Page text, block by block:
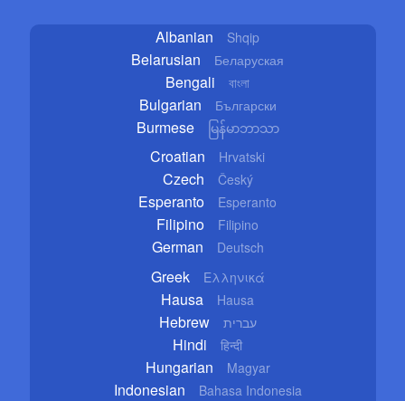
Albanian Shqip
Belarusian Беларуская
Bengali বাংলা
Bulgarian Български
Burmese မြန်မာဘာသာ
Croatian Hrvatski
Czech Český
Esperanto Esperanto
Filipino Filipino
German Deutsch
Greek Ελληνικά
Hausa Hausa
Hebrew עברית
Hindi हिन्दी
Hungarian Magyar
Indonesian Bahasa Indonesia